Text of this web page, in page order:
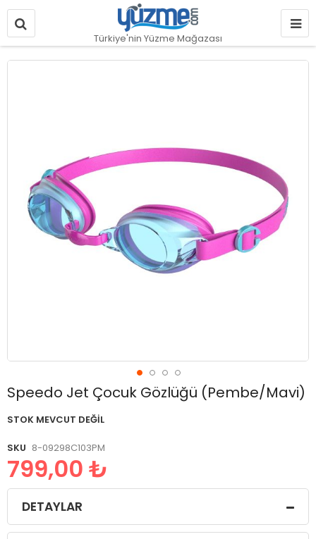
Türkiye'nin Yüzme Mağazası
Speedo Jet Çocuk Gözlüğü (Pembe/Mavi)
STOK MEVCUT DEĞIL
SKU 8-09298C103PM
799,00 ₺
Resim
Resim
galerisinin
başlangıcına
DETAYLAR